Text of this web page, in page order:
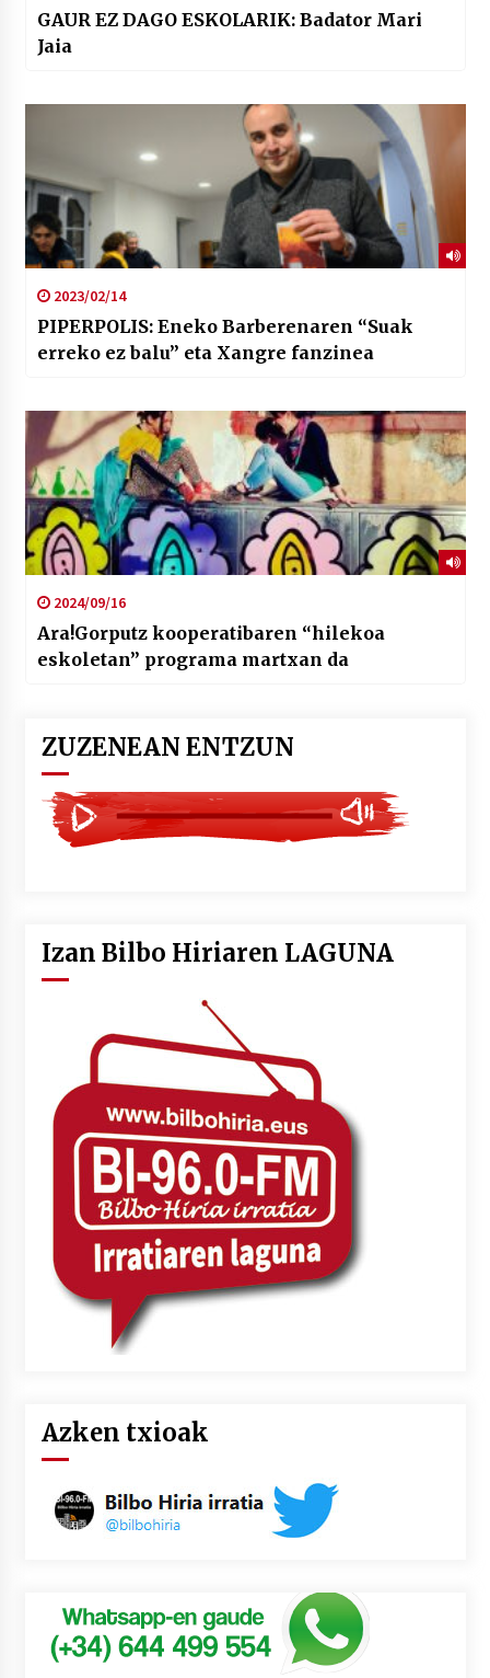
GAUR EZ DAGO ESKOLARIK: Badator Mari
Jaia
2023/02/14
PIPERPOLIS: Eneko Barberenaren “Suak
erreko ez balu” eta Xangre fanzinea
2024/09/16
Ara!Gorputz kooperatibaren “hilekoa
eskoletan” programa martxan da
ZUZENEAN ENTZUN
Izan Bilbo Hiriaren LAGUNA
Azken txioak